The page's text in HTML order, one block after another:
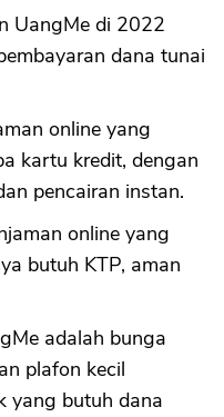
UangMe di 2022
dana tunai
online yang
kartu kredit, dengan
pencairan instan.
online yang
butuh KTP, aman
adalah bunga
plafon kecil
yang butuh dana